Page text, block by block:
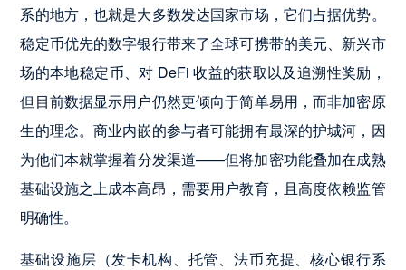
系的地方，也就是大多数发达国家市场，它们占据优势。
稳定币优先的数字银行带来了全球可携带的美元、新兴市
场的本地稳定币、对 DeFi 收益的获取以及追溯性奖励，
但目前数据显示用户仍然更倾向于简单易用，而非加密原
生的理念。商业内嵌的参与者可能拥有最深的护城河，因
为他们本就掌握着分发渠道——但将加密功能叠加在成熟
基础设施之上成本高昂，需要用户教育，且高度依赖监管
明确性。
基础设施层（发卡机构、托管、法币充提、核心银行系